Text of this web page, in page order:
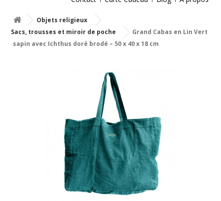
Objets religieux
Sacs, trousses et miroir de poche
Grand Cabas en Lin Vert
sapin avec Ichthus doré brodé – 50 x 40 x 18 cm